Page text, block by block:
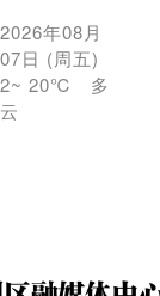
2026年08月
07日 (周五)
2~ 20℃
多
云